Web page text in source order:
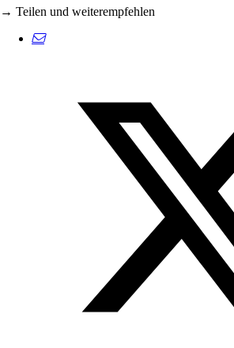
→ Teilen und weiterempfehlen